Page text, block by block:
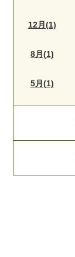
12月(1)
8月(1)
5月(1)